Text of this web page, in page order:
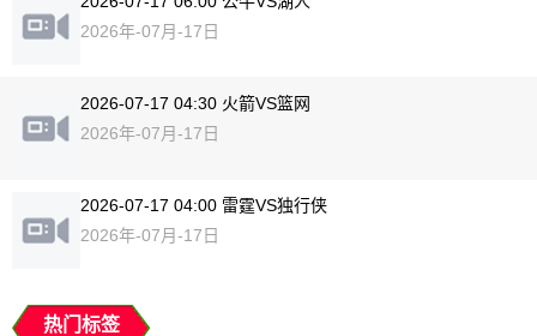
2026年-07月-17日
2026-07-17 04:30 火箭VS篮网
2026年-07月-17日
2026-07-17 04:00 雷霆VS独行侠
2026年-07月-17日
热门标签